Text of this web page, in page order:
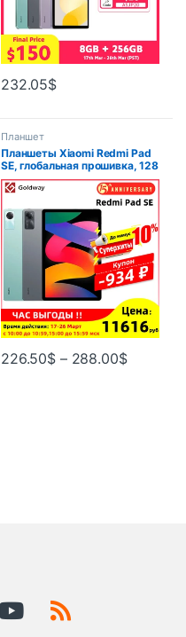
232.05$
Планшет
Планшеты Xiaomi Redmi Pad
SE, глобальная прошивка, 128
ГБ 256 ГБ, экран 11 дюймов
FHD + 90 Гц, Восьмиядерный
процессор Snapdragon 680,
Mi Tabet SE, аккумулятор
8000 мАч
226.50$ – 288.00$